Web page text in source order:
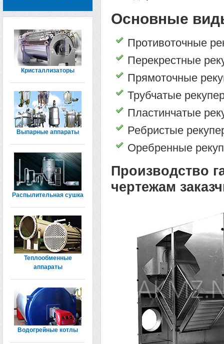
Основные
Противоточные
Перекрестные
Прямоточные
Трубчатые
Пластинчатые
Ребристые
Оребренные
Производство
чертежам
Кристаллизаторы
Выпарные аппараты
Распылительная сушка
Теплообменные
аппараты
Водогрейные котлы